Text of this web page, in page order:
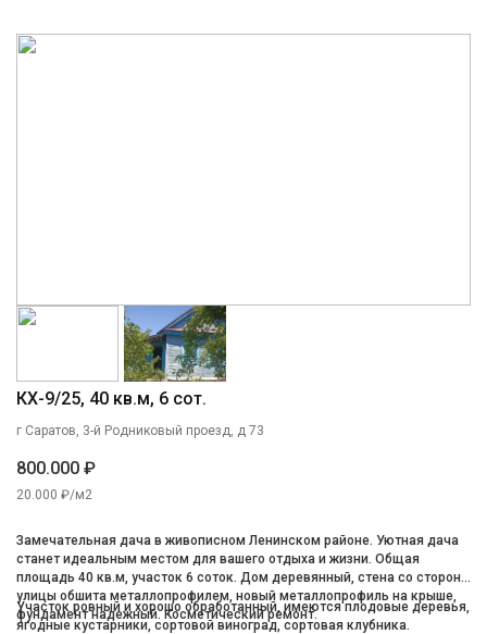
КХ-9/25, 40 кв.м, 6 сот.
г Саратов, 3-й Родниковый проезд, д 73
800.000 ₽
20.000 ₽/м2
Замечательная дача в живописном Ленинском районе. Уютная дача
станет идеальным местом для вашего отдыха и жизни. Общая
площадь 40 кв.м, участок 6 соток. Дом деревянный, стена со стороны
улицы обшита металлопрофилем, новый металлопрофиль на крыше,
фундамент надежный. Косметический ремонт.
Участок ровный и хорошо обработанный, имеются плодовые деревья,
ягодные кустарники, сортовой виноград, сортовая клубника.